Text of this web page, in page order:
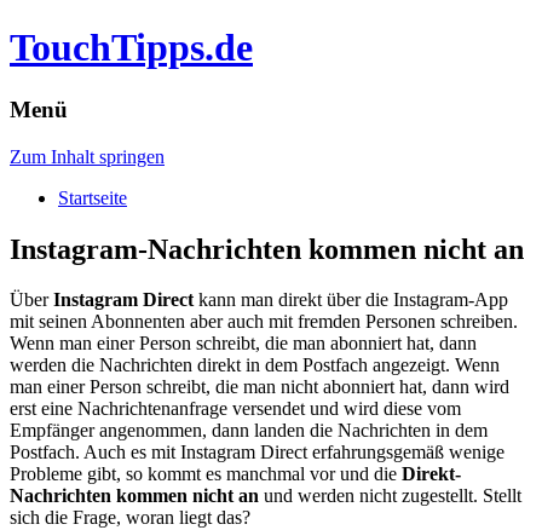
TouchTipps.de
Menü
Zum Inhalt springen
Startseite
Instagram-Nachrichten kommen nicht an
ÜberInstagram Directkann man direkt über die Instagram-App
mit seinen Abonnenten aber auch mit fremden Personen schreiben.
Wenn man einer Person schreibt, die man abonniert hat, dann
werden die Nachrichten direkt in dem Postfach angezeigt. Wenn
man einer Person schreibt, die man nicht abonniert hat, dann wird
erst eine Nachrichtenanfrage versendet und wird diese vom
Empfänger angenommen, dann landen die Nachrichten in dem
Postfach. Auch es mit Instagram Direct erfahrungsgemäß wenige
Probleme gibt, so kommt es manchmal vor und die Direkt-
Nachrichten kommen nicht an und werden nicht zugestellt. Stellt
sich die Frage, woran liegt das?